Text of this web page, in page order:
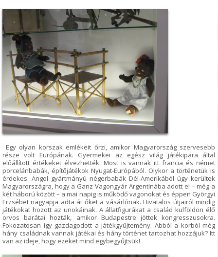
Egy olyan korszak emlékeit őrzi, amikor Magyarország szervesebb
része volt Európának. Gyermekei az egész világ játékipara által
előállított értékeket élvezhették. Most is vannak itt francia és német
porcelánbabák, építőjátékok Nyugat-Európából. Olykor a történetük is
érdekes. Angol gyártmányú négerbabák Dél-Amerikából úgy kerültek
Magyarországra, hogy a Ganz Vagongyár Argentínába adott el – még a
két háború között – a mai napig is működő vagonokat és éppen Györgyi
Erzsébet nagyapja adta át őket a vásárlónak. Hivatalos útjairól mindig
játékokat hozott az unokáinak. A állatfigurákat a család külföldön élő
orvos barátai hozták, amikor Budapestre jöttek kongresszusokra.
Fokozatosan így gazdagodott a játékgyűjtemény. Abból a korból még
hány családnak vannak játékai és hány történet tartozhat hozzájuk? Itt
van az ideje, hogy ezeket mind egybegyűjtsük!